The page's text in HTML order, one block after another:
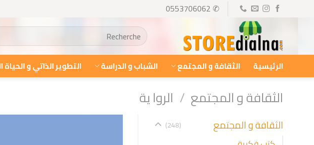
✆ 0553706062
البحث
عن:
الرئيسية الثقافة و المجتمع الشباب و الدراسة التطوير الذاتي و الحياة
الثقافة و المجتمع / الروا ية
الثقافة و المجتمع (248)